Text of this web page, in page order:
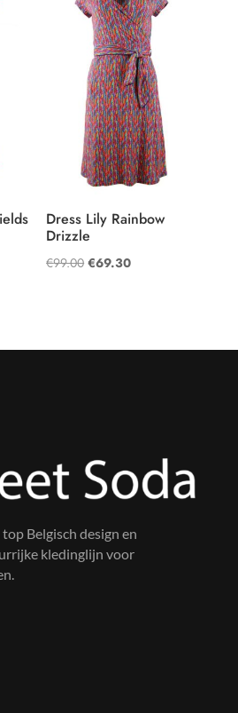
Dress Lily Rainbow
Drizzle
€99.00 Oorspronkelijke
€69.30Huidige
Belgisch design en
kledinglijn voor